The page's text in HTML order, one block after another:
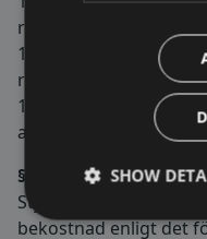
revisorer;
12. Val av
revisorssuppleanter;
13. Annat ärende
aktiebolagslagen eller
§ 10
Styrelsen får samla in
bekostnad enligt det
SHOW